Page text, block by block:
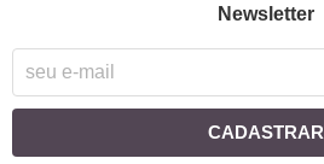
Newsletter
CADASTRAR